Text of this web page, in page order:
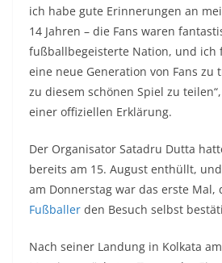
ich habe gute Erinnerungen an
14 Jahren – die Fans waren
fußballbegeisterte Nation, und ich
eine neue Generation von Fans zu
zu diesem schönen Spiel zu
einer offiziellen Erklärung.
Der Organisator Satadru Dutta
bereits am 15. August enthüllt,
am Donnerstag war das erste Mal,
Fußballer den Besuch selbst
Nach seiner Landung in Kolkata